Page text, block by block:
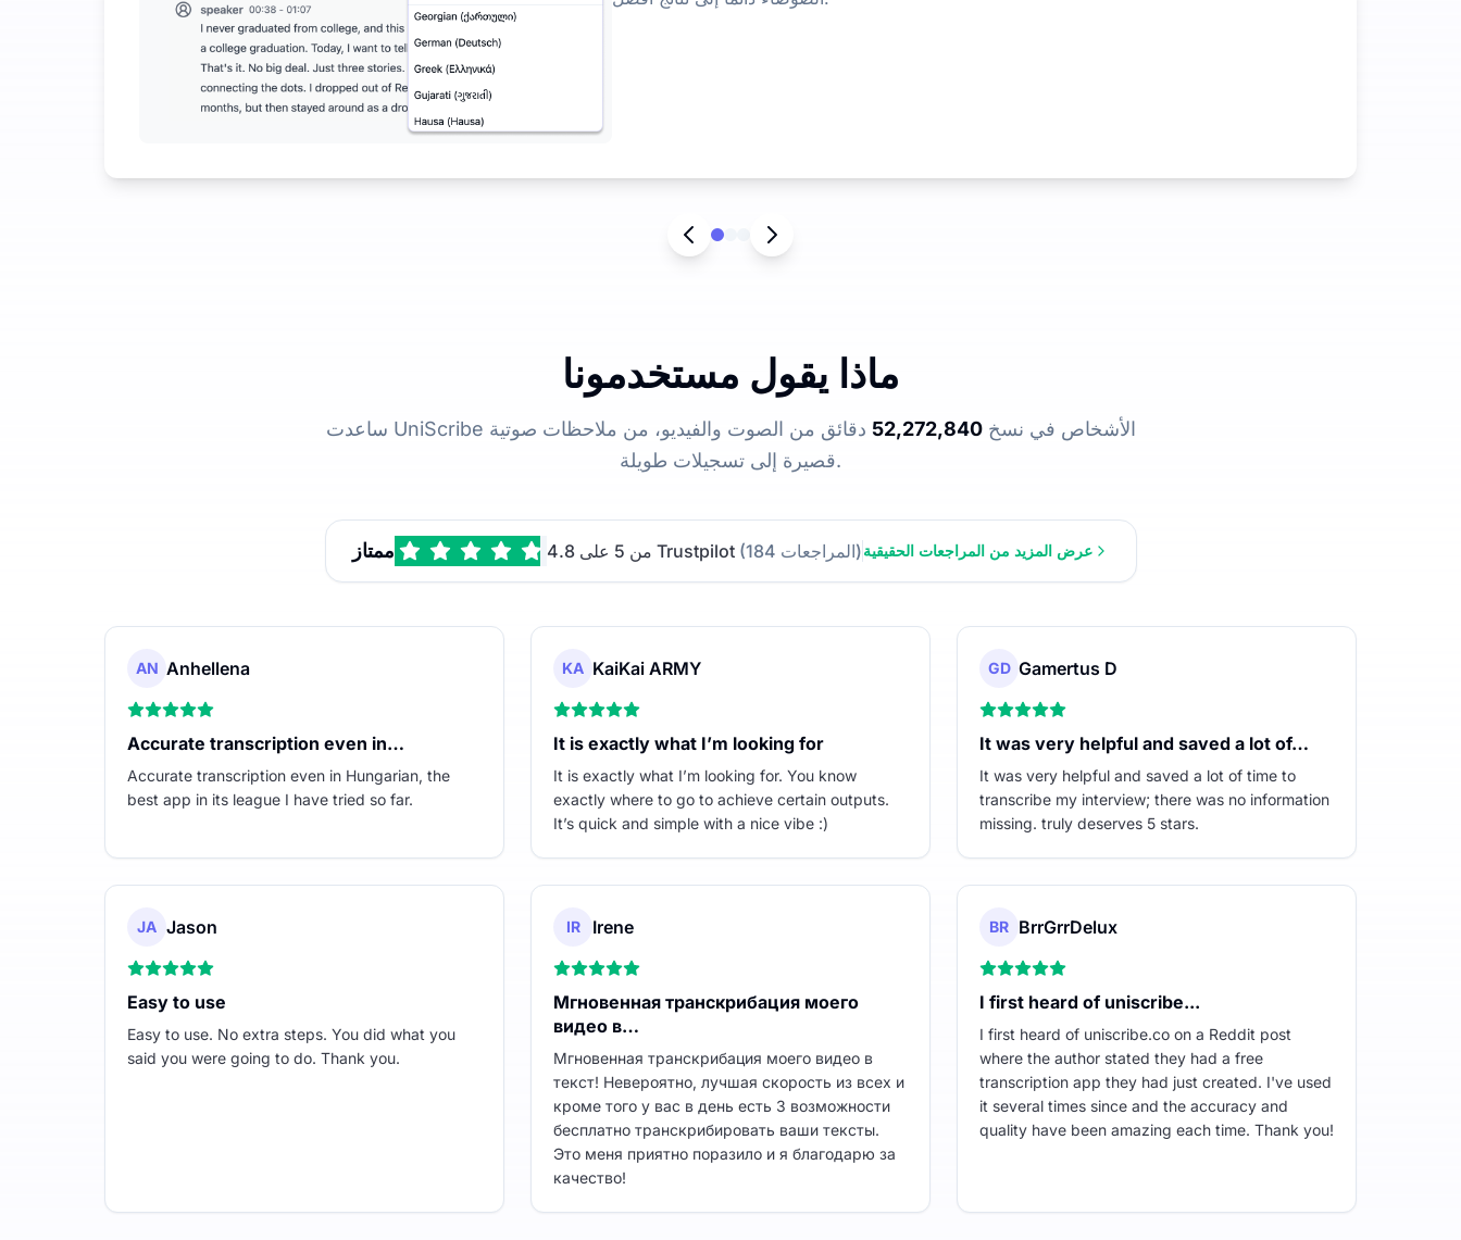
ماذا يقول مستخدمونا
ساعدت UniScribe الأشخاص في نسخ52,272,840 دقائق من الصوت والفيديو، من ملاحظات صوتية
قصيرة إلى تسجيلات طويلة.
ممتاز 4.8 من 5 على Trustpilot (184 المراجعات)عرض المزيد من المراجعات الحقيقية
AN Anhellena
Accurate transcription even in…
Accurate transcription even in Hungarian, the
best app in its league I have tried so far.
KA KaiKai ARMY
It is exactly what I’m looking for
It is exactly what I’m looking for. You know
exactly where to go to achieve certain outputs.
It’s quick and simple with a nice vibe :)
GD Gamertus D
It was very helpful and saved a lot of…
It was very helpful and saved a lot of time to
transcribe my interview; there was no information
missing. truly deserves 5 stars.
JA Jason
Easy to use
Easy to use. No extra steps. You did what you
said you were going to do. Thank you.
IR Irene
Мгновенная транскрибация моего
видео в…
Мгновенная транскрибация моего видео в
текст! Невероятно, лучшая скорость из всех и
кроме того у вас в день есть 3 возможности
бесплатно транскрибировать ваши тексты.
Это меня приятно поразило и я благодарю за
качество!
BR BrrGrrDelux
I first heard of uniscribe...
I first heard of uniscribe.co on a Reddit post
where the author stated they had a free
transcription app they had just created. I've used
it several times since and the accuracy and
quality have been amazing each time. Thank you!